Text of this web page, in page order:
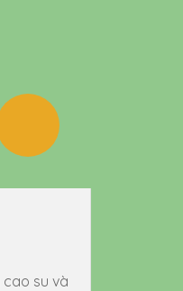
cao su và